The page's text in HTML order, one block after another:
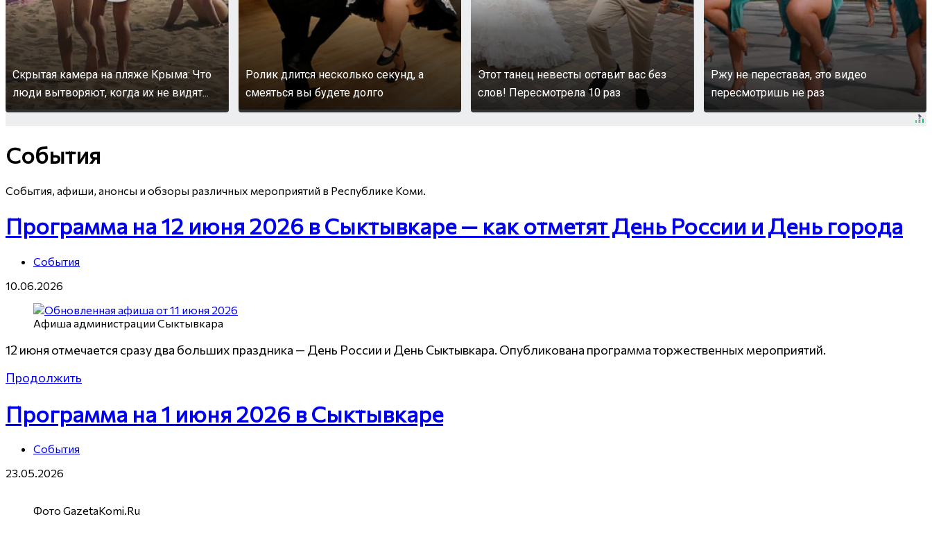
Скрытая камера на пляже Крыма: Что
люди вытворяют, когда их не видят...
Ролик длится несколько секунд, а
смеяться вы будете долго
Этот танец невесты оставит вас без
слов! Пересмотрела 10 раз
Ржу не переставая, это видео
пересмотришь не раз
События
События, афиши, анонсы и обзоры различных мероприятий в Республике Коми.
Программа на 12 июня 2026 в Сыктывкаре — как отметят День России и День города
События
10.06.2026
Афиша администрации Сыктывкара
12 июня отмечается сразу два больших праздника — День России и День Сыктывкара. Опубликована программа торжественных мероприятий.
Продолжить
Программа на 1 июня 2026 в Сыктывкаре
События
23.05.2026
Фото GazetaKomi.Ru